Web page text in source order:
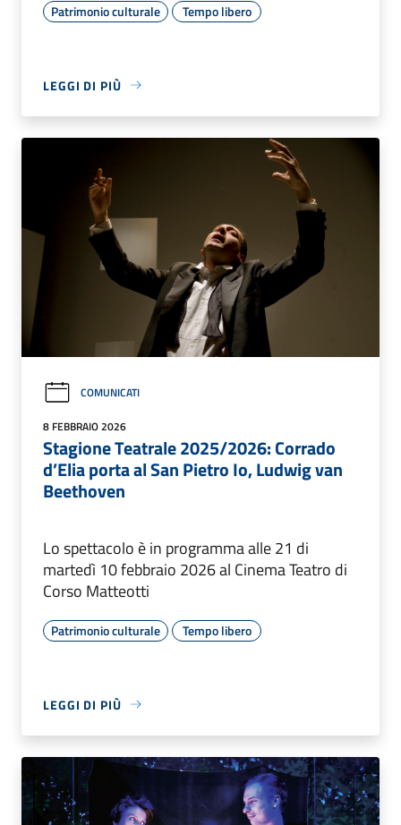
Patrimonio culturale Tempo libero
LEGGI DI PIÙ
COMUNICATI
8 FEBBRAIO 2026
Stagione Teatrale 2025/2026: Corrado
d’Elia porta al San Pietro Io, Ludwig van
Beethoven
Lo spettacolo è in programma alle 21 di
martedì 10 febbraio 2026 al Cinema Teatro di
Corso Matteotti
Patrimonio culturale Tempo libero
LEGGI DI PIÙ